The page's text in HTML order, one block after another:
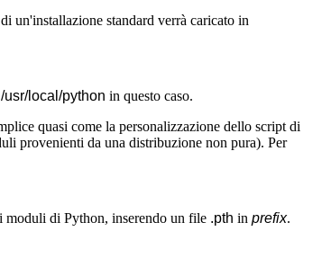
un'installazione standard verrà caricato in
/usr/local/python in questo caso.
quasi come la personalizzazione dello script di
provenienti da una distribuzione non pura). Per
moduli di Python, inserendo un file .pth in prefix.